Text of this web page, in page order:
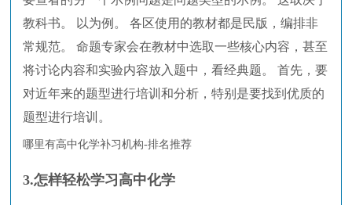
教科书。 以为例。 各区使用的教材都是民版，编排非
常规范。 命题专家会在教材中选取一些核心内容，甚至
将讨论内容和实验内容放入题中，看经典题。 首先，要
对近年来的题型进行培训和分析，特别是要找到优质的
题型进行培训。
哪里有高中化学补习机构-排名推荐
3.怎样轻松学习高中化学